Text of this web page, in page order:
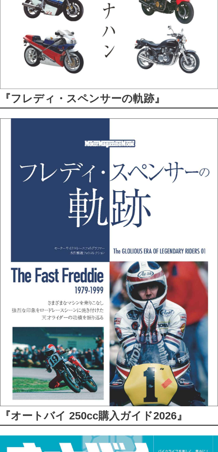
『フレディ・スペンサーの軌跡』
『オートバイ 250cc購入ガイド2026』